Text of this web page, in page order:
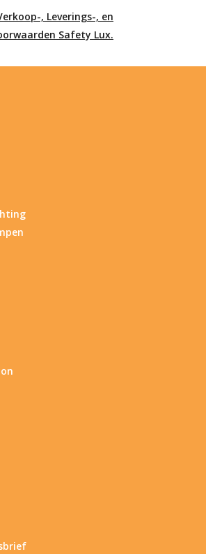
, Leverings-, en
Safety Lux.